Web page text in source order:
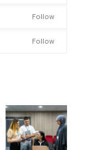
Follow
Follow